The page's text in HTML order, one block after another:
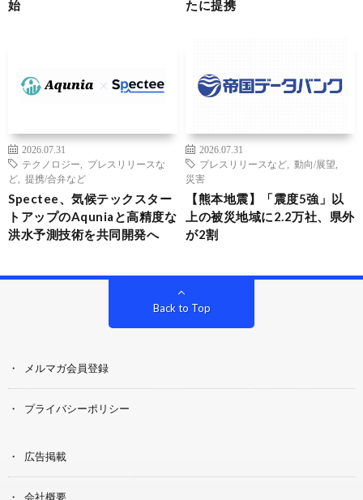
始
たに提携
2026.07.31
テクノロジー
プレスリリースな
ど
提携/合弁など
Spectee、気候テックスター
トアップのAquniaと高精度な
洪水予測技術を共同開発へ
2026.07.31
プレスリリースなど
動向/展望
災害
【熊本地震】「震度5強」以
上の被災地域に2.2万社、県外
が2割
Back to Top
メルマガ会員登録
プライバシーポリシー
広告掲載
会社概要